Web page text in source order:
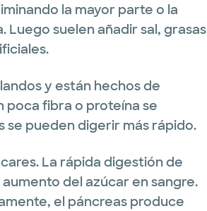
la mayor parte o la
Luego suelen añadir sal, grasas
y están hechos de
poca fibra o proteína se
se pueden digerir más rápido.
La rápida digestión de
del azúcar en sangre.
el páncreas produce